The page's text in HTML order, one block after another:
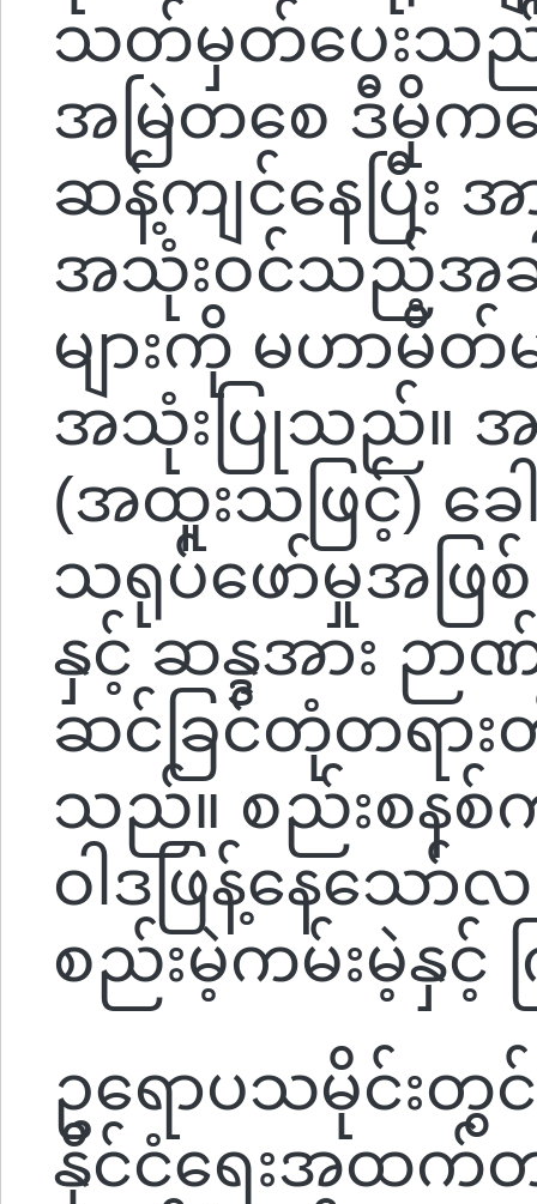
သတ်မှတ်ပေးသ
အမြဲတစေ ဒီမိုက
ဆန့်ကျင်နေပြီး
အသုံးဝင်သည့်အ
များကို မဟာမိတ်
အသုံးပြုသည်။ အမ
(အထူးသဖြင့်) ခေ
သရုပ်ဖော်မှုအဖ
နှင့် ဆန္ဒအား ဉ
ဆင်ခြင်တုံတရာ
သည်။ စည်းစနစ်
ဝါဒဖြန့်နေသေ
စည်းမဲ့ကမ်းမဲ့နှင့်
ဥရောပသမိုင်းတွ
နိုင်ငံရေးအထက်တ